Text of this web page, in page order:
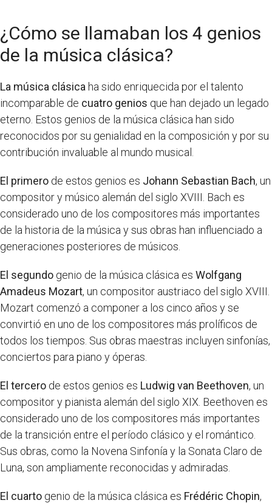
¿Cómo se llamaban los 4 genios
de la música clásica?
La música clásica ha sido enriquecida por el talento
incomparable de cuatro genios que han dejado un legado
eterno. Estos genios de la música clásica han sido
reconocidos por su genialidad en la composición y por su
contribución invaluable al mundo musical.
El primero de estos genios es Johann Sebastian Bach, un
compositor y músico alemán del siglo XVIII. Bach es
considerado uno de los compositores más importantes
de la historia de la música y sus obras han influenciado a
generaciones posteriores de músicos.
El segundo genio de la música clásica es Wolfgang
Amadeus Mozart, un compositor austriaco del siglo XVIII.
Mozart comenzó a componer a los cinco años y se
convirtió en uno de los compositores más prolíficos de
todos los tiempos. Sus obras maestras incluyen sinfonías,
conciertos para piano y óperas.
El tercero de estos genios es Ludwig van Beethoven, un
compositor y pianista alemán del siglo XIX. Beethoven es
considerado uno de los compositores más importantes
de la transición entre el período clásico y el romántico.
Sus obras, como la Novena Sinfonía y la Sonata Claro de
Luna, son ampliamente reconocidas y admiradas.
El cuarto genio de la música clásica es Frédéric Chopin,